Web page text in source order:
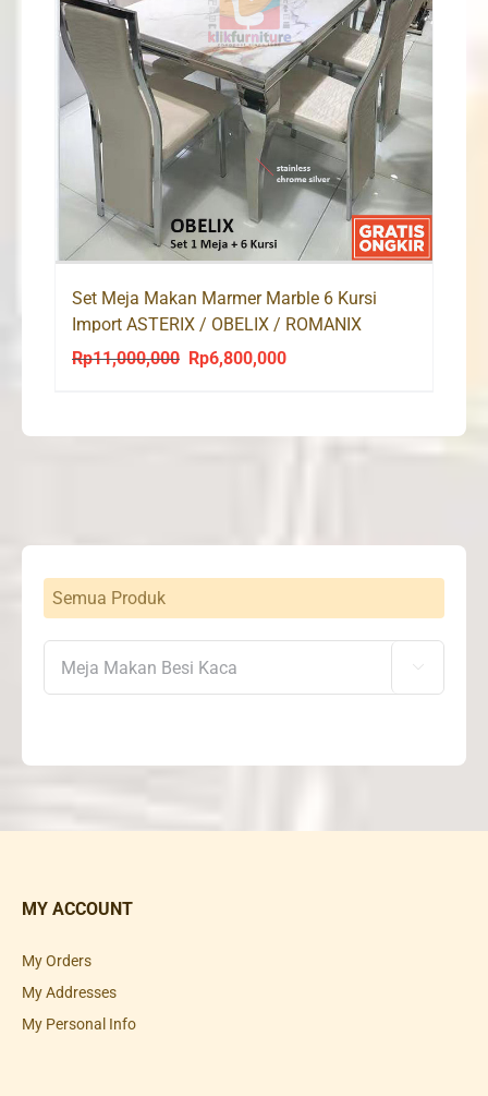
Set Meja Makan Marmer Marble 6 Kursi
Import ASTERIX / OBELIX / ROMANIX
Rp11,000,000
Original
Rp6,800,000Current
Semua Produk

MY ACCOUNT
My Orders
My Addresses
My Personal Info